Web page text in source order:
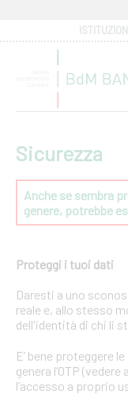
Sicurezza
Anche se sembra
genere, potrebbe
Proteggi i tuoi dati
Daresti a uno
reale e, allo stesso
dell'identità di chi li
E’ bene proteggere
genera l’OTP
l’accesso a proprio